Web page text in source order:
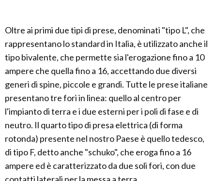
Oltre ai primi due tipi di prese, denominati "tipo L", che
rappresentano lo standard in Italia, è utilizzato anche il
tipo bivalente, che permette sia l'erogazione fino a 10
ampere che quella fino a 16, accettando due diversi
generi di spine, piccole e grandi. Tutte le prese italiane
presentano tre fori in linea: quello al centro per
l'impianto di terra e i due esterni per i poli di fase e di
neutro. Il quarto tipo di presa elettrica (di forma
rotonda) presente nel nostro Paese è quello tedesco,
di tipo F, detto anche "schuko", che eroga fino a 16
ampere ed è caratterizzato da due soli fori, con due